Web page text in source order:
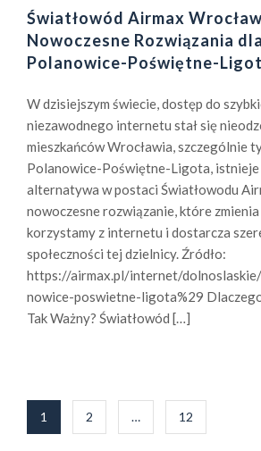
Światłowód Airmax
Nowoczesne Rozwiązania
Polanowice-Poświętne-
W dzisiejszym świecie, dostęp do
niezawodnego internetu stał się
mieszkańców Wrocławia, szczególnie
Polanowice-Poświętne-Ligota, istnieje
alternatywa w postaci Światłowodu
nowoczesne rozwiązanie, które
korzystamy z internetu i dostarcza
społeczności tej dzielnicy. Źródło:
https://airmax.pl/internet/
nowice-poswietne-ligota%29
Tak Ważny? Światłowód […]
Stronicowanie
wpisów
1 2 … 12